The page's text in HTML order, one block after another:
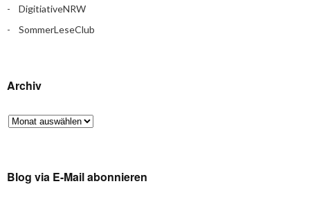
DigitiativeNRW
SommerLeseClub
Archiv
Blog via E-Mail abonnieren